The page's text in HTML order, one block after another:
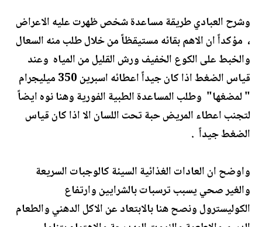
وشرح العبادي طريقة مساعدة شخص ظهرت عليه الاعراض
، مؤكداً ان الاهم بقائه مستيقظاً من خلال طلب منه السعال
والخبط على الكوع الخفيف ورش القليل من المياه وعند
قياس الضغط اذا كان جيداً اعطائه اسبرين 350 ميليجرام
" لمضغها" وطلب المساعدة الطبية الفورية وهنا نوه ايضاً
لتجنب اعطاء المريض حبة تحت اللسان الا اذا كان قياس
الضغط جيداً .
واوضح ان العادات الغذائية السيئة كالوجبات السريعة
والغير صحي يسبب ترسبات بالشرايين وارتفاع
الكوليسترول ونصح هنا بالابتعاد عن الاكل الدهني والطعام